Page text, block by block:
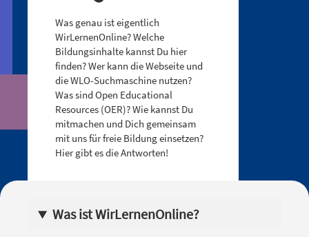
Was genau ist eigentlich
WirLernenOnline? Welche
Bildungsinhalte kannst Du hier
finden? Wer kann die Webseite und
die WLO-Suchmaschine nutzen?
Was sind Open Educational
Resources (OER)? Wie kannst Du
mitmachen und Dich gemeinsam
mit uns für freie Bildung einsetzen?
Hier gibt es die Antworten!
Was ist WirLernenOnline?